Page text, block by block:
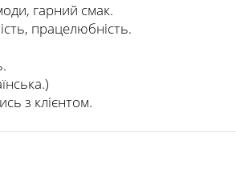
гарний смак.
працелюбність.
з клієнтом.